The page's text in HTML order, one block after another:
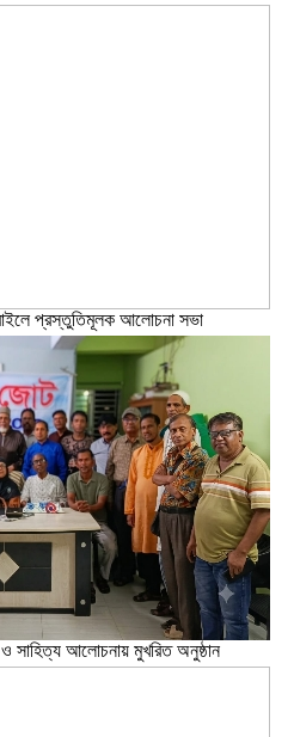
প্রস্তুতিমূলক আলোচনা সভা
ও সাহিত্য আলোচনায় মুখরিত অনুষ্ঠান